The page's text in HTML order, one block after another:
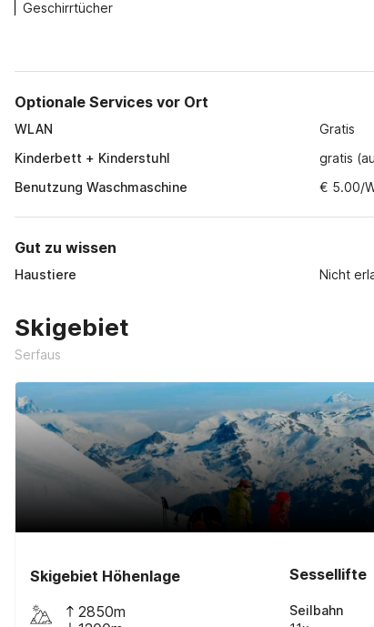
Geschirrtücher
Optionale Services vor Ort
WLAN
Gratis
Kinderbett + Kinderstuhl
gratis
Benutzung Waschmaschine
€ 5.00/
Gut zu wissen
Haustiere Nicht
Skigebiet
Serfaus
Skigebiet Höhenlage
2850m
Sessellifte
Seilbahn